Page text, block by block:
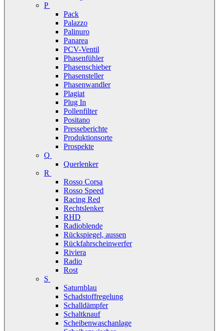
P
Pack
Palazzo
Palinuro
Panarea
PCV-Ventil
Phasenfühler
Phasenschieber
Phasensteller
Phasenwandler
Plagiat
Plug In
Pollenfilter
Positano
Presseberichte
Produktionsorte
Prospekte
Q
Querlenker
R
Rosso Corsa
Rosso Speed
Racing Red
Rechtslenker
RHD
Radioblende
Rückspiegel, aussen
Rückfahrscheinwerfer
Riviera
Radio
Rost
S
Saturnblau
Schadstoffregelung
Schalldämpfer
Schaltknauf
Scheibenwaschanlage